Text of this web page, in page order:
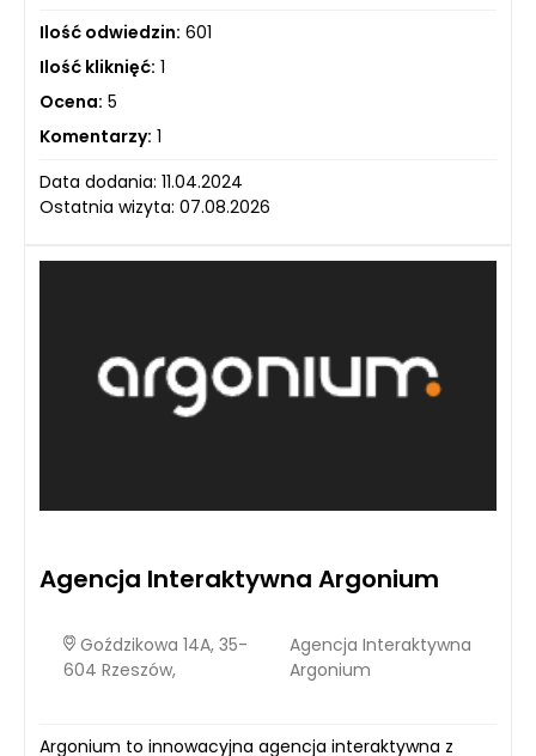
Ilość odwiedzin: 601
Ilość kliknięć: 1
Ocena: 5
Komentarzy: 1
Data dodania: 11.04.2024
Ostatnia wizyta: 07.08.2026
Agencja Interaktywna Argonium
Goździkowa 14A, 35-
604 Rzeszów,
Agencja Interaktywna
Argonium
Argonium to innowacyjna agencja interaktywna z